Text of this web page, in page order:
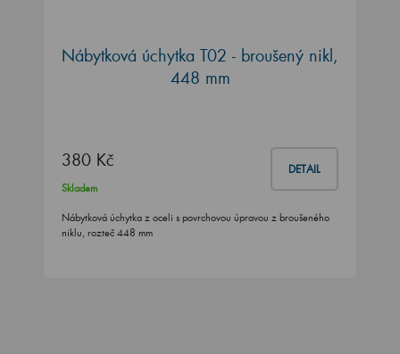
Nábytková úchytka T02 - broušený nikl,
448 mm
380 Kč DETAIL
Skladem
Nábytková úchytka z oceli s povrchovou úpravou z broušeného
niklu, rozteč 448 mm